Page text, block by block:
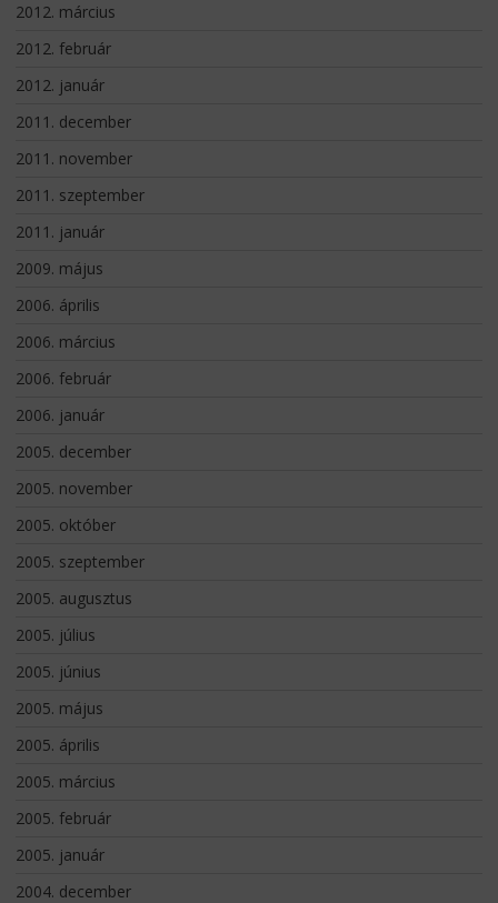
2012. március
2012. február
2012. január
2011. december
2011. november
2011. szeptember
2011. január
2009. május
2006. április
2006. március
2006. február
2006. január
2005. december
2005. november
2005. október
2005. szeptember
2005. augusztus
2005. július
2005. június
2005. május
2005. április
2005. március
2005. február
2005. január
2004. december